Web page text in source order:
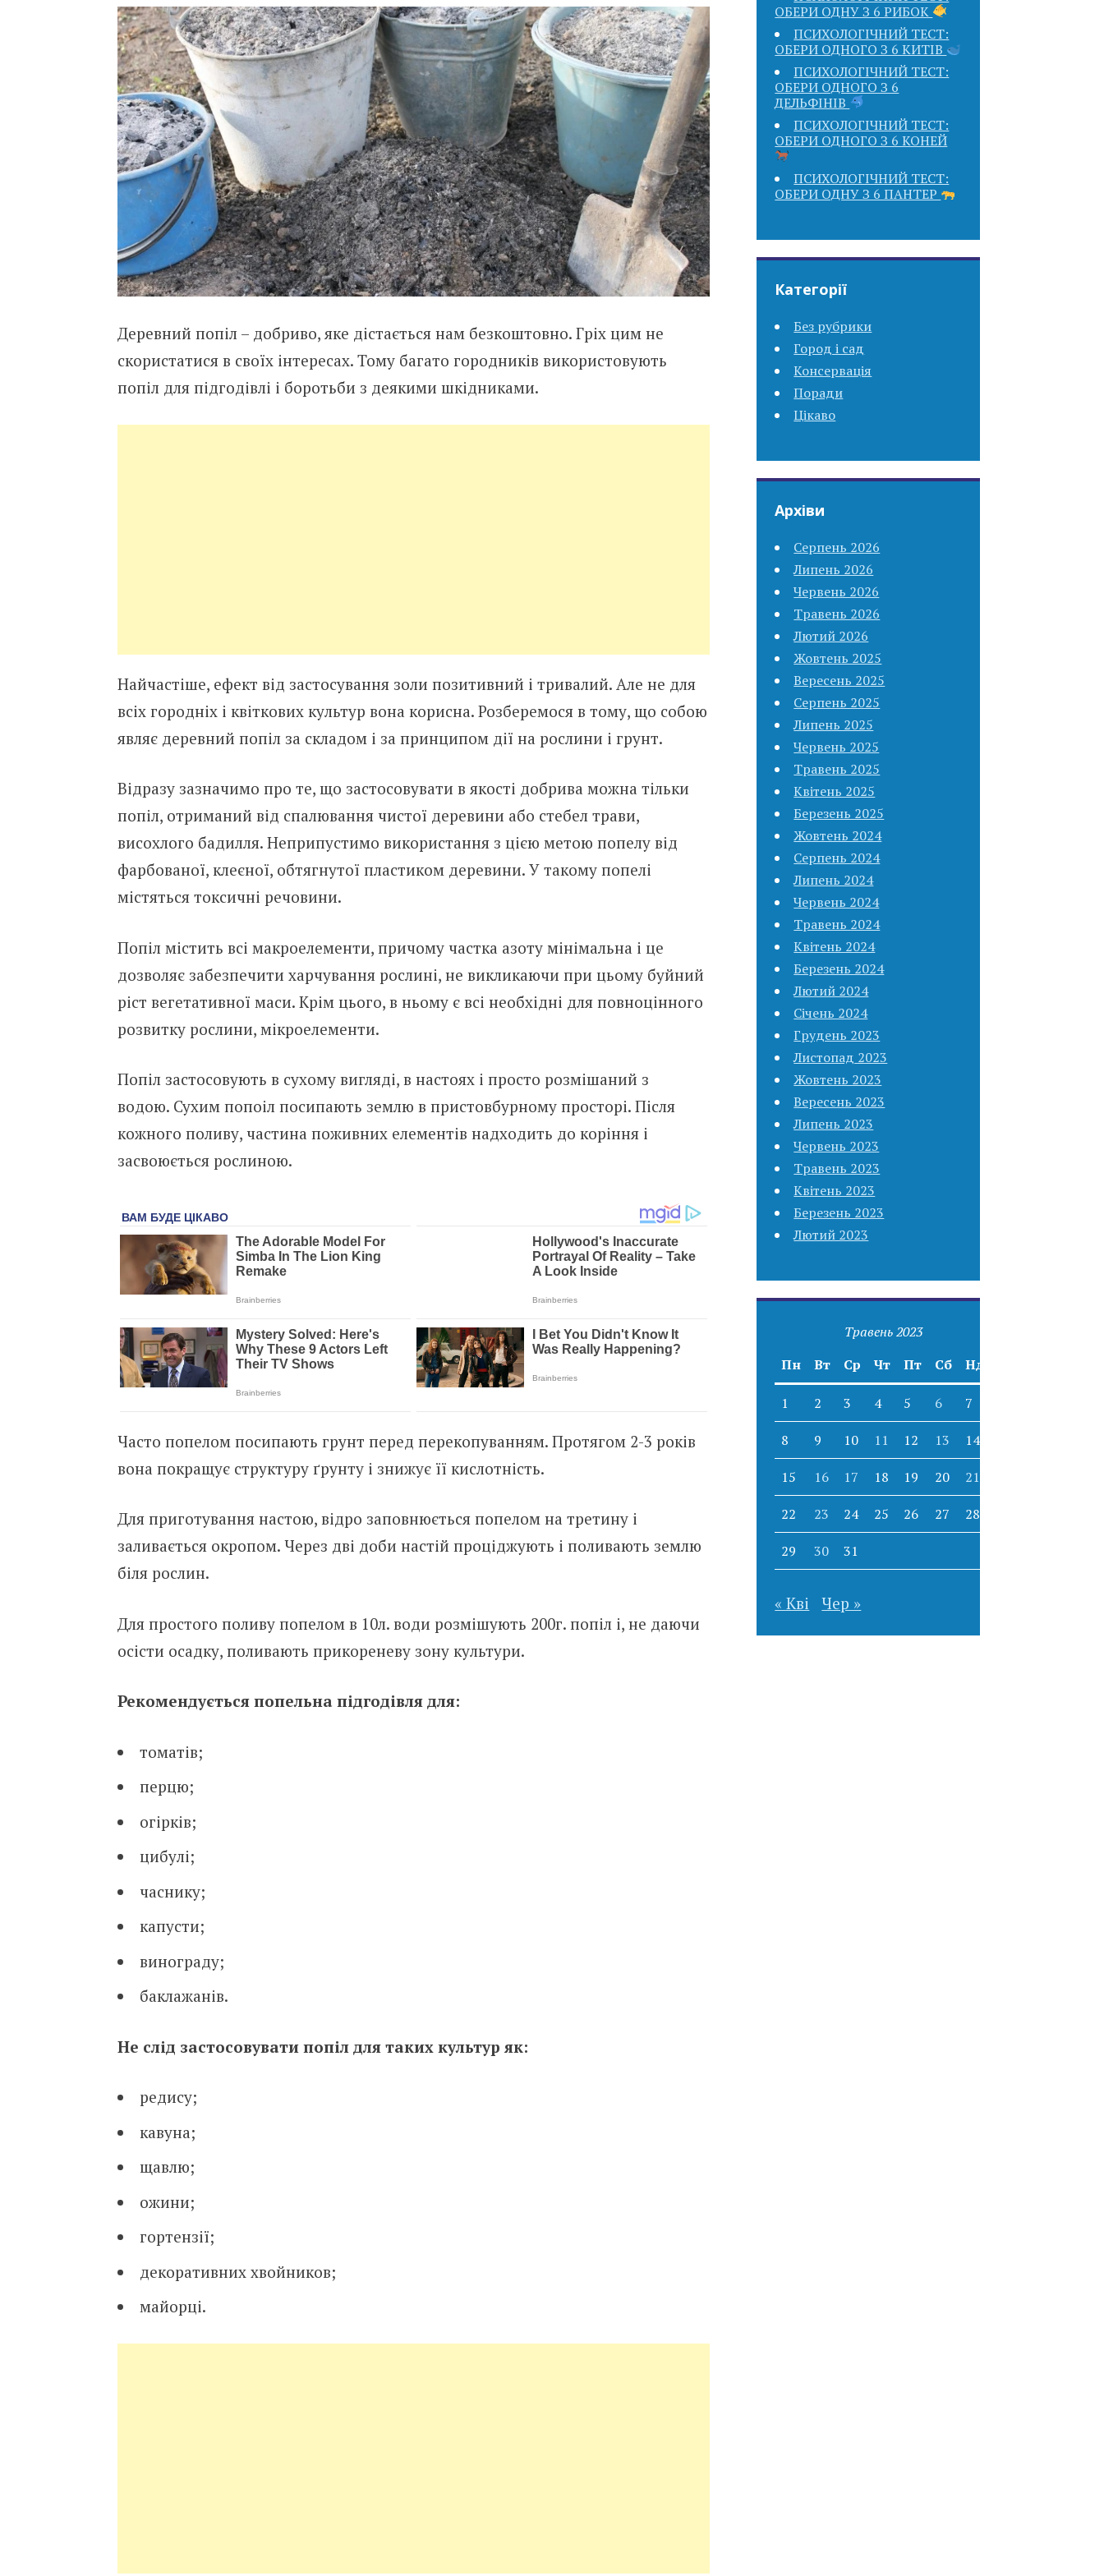
Деревний попіл – добриво, яке дістається нам безкоштовно. Гріх цим не
скористатися в своїх інтересах. Тому багато городників використовують
попіл для підгодівлі і боротьби з деякими шкідниками.
Найчастіше, ефект від застосування золи позитивний і тривалий. Але не для
всіх городніх і квіткових культур вона корисна. Розберемося в тому, що собою
являє деревний попіл за складом і за принципом дії на рослини і грунт.
Відразу зазначимо про те, що застосовувати в якості добрива можна тільки
попіл, отриманий від спалювання чистої деревини або стебел трави,
висохлого бадилля. Неприпустимо використання з цією метою попелу від
фарбованої, клеєної, обтягнутої пластиком деревини. У такому попелі
містяться токсичні речовини.
Попіл містить всі макроелементи, причому частка азоту мінімальна і це
дозволяє забезпечити харчування рослині, не викликаючи при цьому буйний
ріст вегетативної маси. Крім цього, в ньому є всі необхідні для повноцінного
розвитку рослини, мікроелементи.
Попіл застосовують в сухому вигляді, в настоях і просто розмішаний з
водою. Сухим попоіл посипають землю в пристовбурному просторі. Після
кожного поливу, частина поживних елементів надходить до коріння і
засвоюється рослиною.
Часто попелом посипають грунт перед перекопуванням. Протягом 2-3 років
вона покращує структуру ґрунту і знижує її кислотність.
Для приготування настою, відро заповнюється попелом на третину і
заливається окропом. Через дві доби настій проціджують і поливають землю
біля рослин.
Для простого поливу попелом в 10л. води розмішують 200г. попіл і, не даючи
осісти осадку, поливають прикореневу зону культури.
Рекомендується попельна підгодівля для:
томатів;
перцю;
огірків;
цибулі;
часнику;
капусти;
винограду;
баклажанів.
Не слід застосовувати попіл для таких культур як:
редису;
кавуна;
щавлю;
ожини;
гортензії;
декоративних хвойников;
майорці.
ОБЕРИ ОДНУ З 6 РИБОК
ПСИХОЛОГІЧНИЙ ТЕСТ:
ОБЕРИ ОДНОГО З 6 КИТІВ
ПСИХОЛОГІЧНИЙ ТЕСТ:
ОБЕРИ ОДНОГО З 6
ДЕЛЬФІНІВ
ПСИХОЛОГІЧНИЙ ТЕСТ:
ОБЕРИ ОДНОГО З 6 КОНЕЙ
ПСИХОЛОГІЧНИЙ ТЕСТ:
ОБЕРИ ОДНУ З 6 ПАНТЕР
Категорії
Без рубрики
Город і сад
Консервація
Поради
Цікаво
Архіви
Серпень 2026
Липень 2026
Червень 2026
Травень 2026
Лютий 2026
Жовтень 2025
Вересень 2025
Серпень 2025
Липень 2025
Червень 2025
Травень 2025
Квітень 2025
Березень 2025
Жовтень 2024
Серпень 2024
Липень 2024
Червень 2024
Травень 2024
Квітень 2024
Березень 2024
Лютий 2024
Січень 2024
Грудень 2023
Листопад 2023
Жовтень 2023
Вересень 2023
Липень 2023
Червень 2023
Травень 2023
Квітень 2023
Березень 2023
Лютий 2023
Травень 2023
Пн
Вт Ср Чт Пт Сб Нд
1 2 3 4 5 6 7
8 9 10 11 12 13 14
15 16 17 18 19 20 21
22 23 24 25 26 27 28
29 30 31
« Кві Чер »